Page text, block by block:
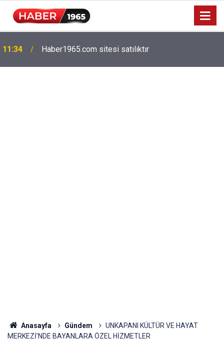
15:52
hesaplarda
Anasayfa Gündem
UNKAPANI KÜLTÜR VE HAYAT
MERKEZİ’NDE BAYANLARA ÖZEL HİZMETLER